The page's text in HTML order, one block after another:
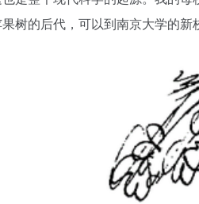
树的后代，可以到南京大学的新